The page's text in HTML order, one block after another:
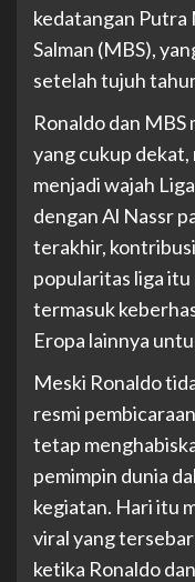
kedatangan Putra
Salman (MBS),
setelah tujuh
Ronaldo dan MBS
yang cukup
menjadi wajah
dengan Al Nassr
terakhir,
popularitas liga
termasuk
Eropa lainnya
Meski Ronaldo
resmi
tetap
pemimpin dunia
kegiatan. Hari itu
viral yang tersebar
ketika Ronaldo